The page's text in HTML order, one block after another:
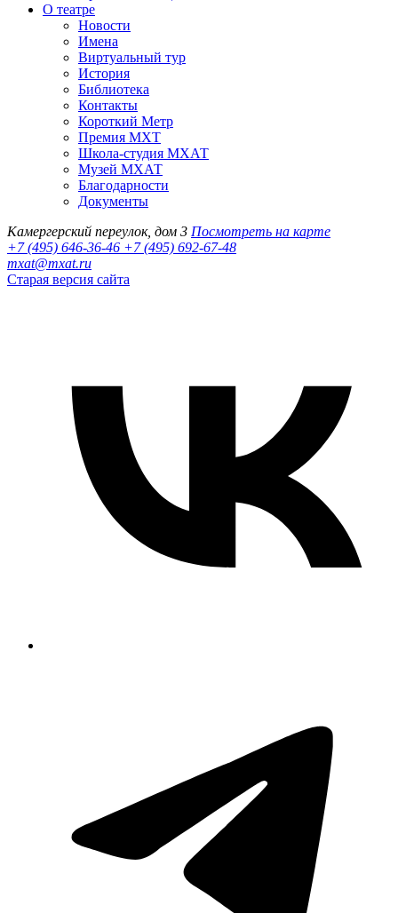
О театре
Новости
Имена
Виртуальный тур
История
Библиотека
Контакты
Короткий Метр
Премия МХТ
Школа-студия МХАТ
Музей МХАТ
Благодарности
Документы
Камергерский переулок, дом 3 Посмотреть на карте
+7 (495) 646-36-46 +7 (495) 692-67-48‬
mxat@mxat.ru
Старая версия сайта